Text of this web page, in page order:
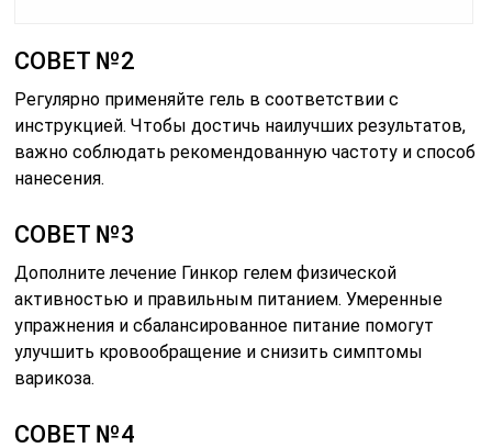
СОВЕТ №2
Регулярно применяйте гель в соответствии с
инструкцией. Чтобы достичь наилучших результатов,
важно соблюдать рекомендованную частоту и способ
нанесения.
СОВЕТ №3
Дополните лечение Гинкор гелем физической
активностью и правильным питанием. Умеренные
упражнения и сбалансированное питание помогут
улучшить кровообращение и снизить симптомы
варикоза.
СОВЕТ №4